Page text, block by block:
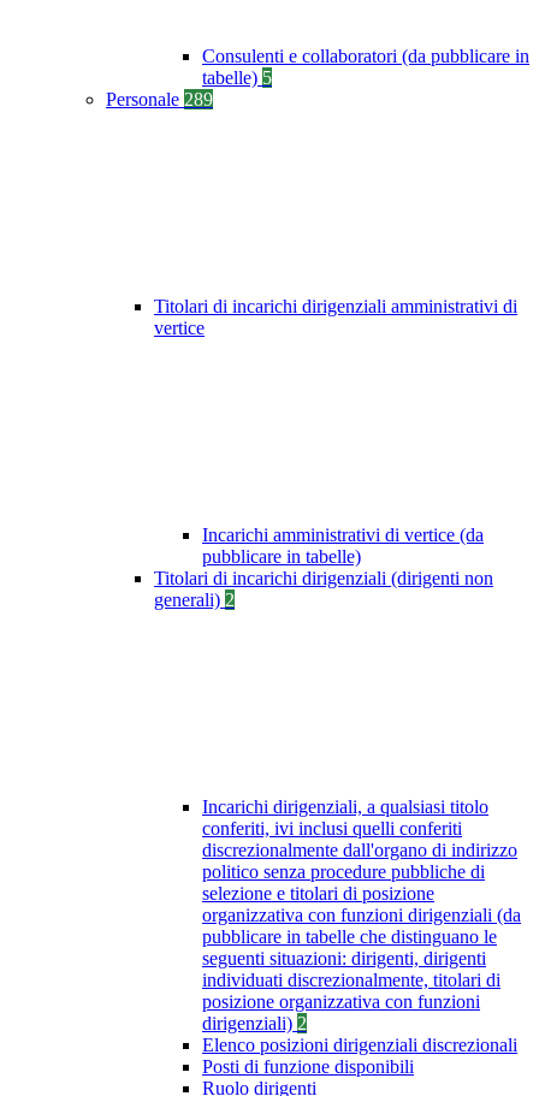
Consulenti e collaboratori (da pubblicare in
tabelle) 5
Personale 289
Titolari di incarichi dirigenziali amministrativi di
vertice
Incarichi amministrativi di vertice (da
pubblicare in tabelle)
Titolari di incarichi dirigenziali (dirigenti non
generali) 2
Incarichi dirigenziali, a qualsiasi titolo
conferiti, ivi inclusi quelli conferiti
discrezionalmente dall'organo di indirizzo
politico senza procedure pubbliche di
selezione e titolari di posizione
organizzativa con funzioni dirigenziali (da
pubblicare in tabelle che distinguano le
seguenti situazioni: dirigenti, dirigenti
individuati discrezionalmente, titolari di
posizione organizzativa con funzioni
dirigenziali) 2
Elenco posizioni dirigenziali discrezionali
Posti di funzione disponibili
Ruolo dirigenti